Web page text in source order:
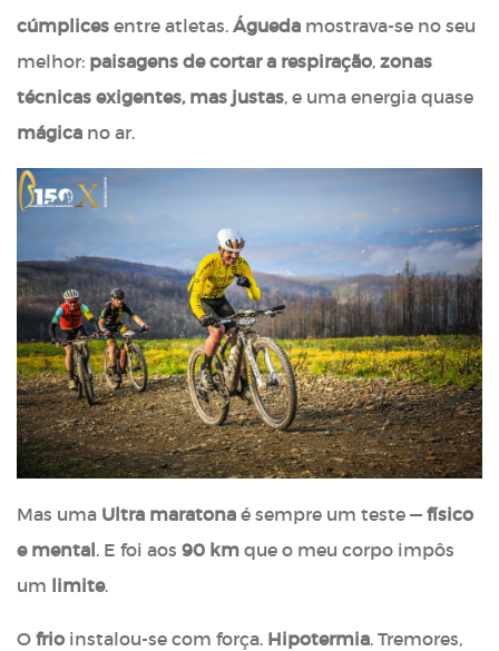
cúmplices entre atletas. Águeda mostrava-se no seu
melhor: paisagens de cortar a respiração, zonas
técnicas exigentes, mas justas, e uma energia quase
mágica no ar.
Mas uma Ultra maratona é sempre um teste — físico
e mental. E foi aos 90 km que o meu corpo impôs
um limite.
O frio instalou-se com força. Hipotermia. Tremores,